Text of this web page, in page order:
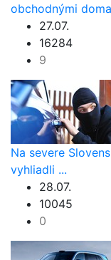
obchodnými
27.07.
16284
9
Na severe
vyhliadli ...
28.07.
10045
0